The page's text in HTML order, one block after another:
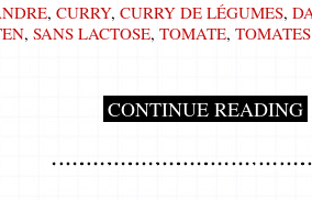
, CURRY, CURRY DE LÉGUMES,
, SANS LACTOSE, TOMATE,
CONTINUE READING